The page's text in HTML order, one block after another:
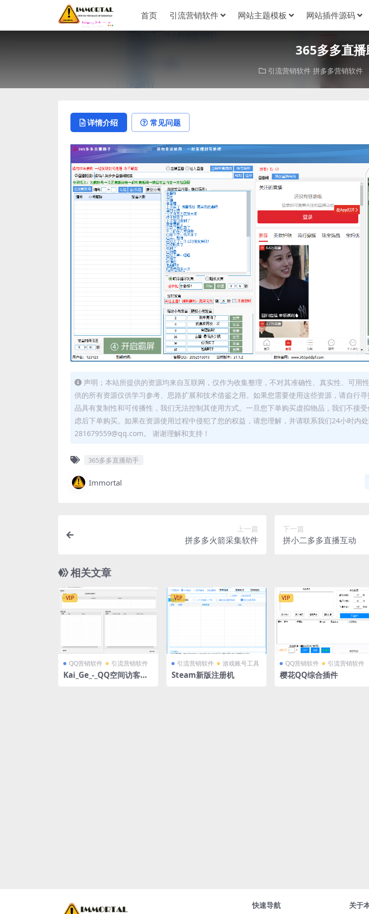
首页 引流营销软件 网站主题模板 网站插件源码
365多多直
引流营销软件 拼多多营销软件
详情介绍 常见问题
声明；本站所提供的资源均来自互联网，仅作为收集整理，不对其准确性、真实性、可用
供的所有资源仅供学习参考、思路扩展和技术借鉴之用。如果您需要使用这些资源，请自行
品具有复制性和可传播性，我们无法控制其使用方式。一旦您下单购买虚拟物品，我们不接
虑后下单购买。如果在资源使用过程中侵犯了您的权益，请您理解，并请联系我们24小时内处
281679559@qq.com。 谢谢理解和支持！
365多多直播助手
Immortal
上一篇
拼多多火箭采集软件
下一篇
拼小二多多直播互动
相关文章
VIP
QQ营销软件 引流营销软件
Kai_Ge_-_QQ空间访客批
VIP
引流营销软件 游戏账号工具
Steam新版注册机
VIP
QQ营销软件 引流营销软件
樱花QQ综合插件
快速导航
关于